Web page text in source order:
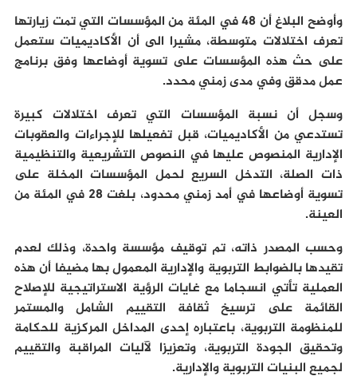
وأوضح البلاغ أن 48 في المئة من المؤسسات التي تمت زيارتها
تعرف اختلالات متوسطة، مشيرا الى أن الأكاديميات ستعمل
على حث هذه المؤسسات على تسوية أوضاعها وفق برنامج
عمل مدقق وفي مدى زمني محدد.
وسجل أن نسبة المؤسسات التي تعرف اختلالات كبيرة
تستدعي من الأكاديميات، قبل تفعيلها للإجراءات والعقوبات
الإدارية المنصوص عليها في النصوص التشريعية والتنظيمية
ذات الصلة، التدخل السريع لحمل المؤسسات المخلة على
تسوية أوضاعها في أمد زمني محدود، بلغت 28 في المئة من
العينة.
وحسب المصدر ذاته، تم توقيف مؤسسة واحدة، وذلك لعدم
تقيدها بالضوابط التربوية والإدارية المعمول بها مضيفا أن هذه
العملية تأتي انسجاما مع غايات الرؤية الاستراتيجية للإصلاح
القائمة على ترسيخ ثقافة التقييم الشامل والمستمر
للمنظومة التربوية، باعتباره إحدى المداخل المركزية للحكامة
وتحقيق الجودة التربوية، وتعزيزا لآليات المراقبة والتقييم
لجميع البنيات التربوية والإدارية.